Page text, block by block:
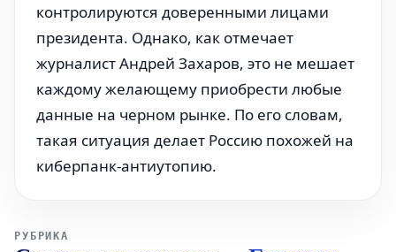
контролируются доверенными лицами
президента. Однако, как отмечает
журналист Андрей Захаров, это не мешает
каждому желающему приобрести любые
данные на черном рынке. По его словам,
такая ситуация делает Россию похожей на
киберпанк-антиутопию.
РУБРИКА